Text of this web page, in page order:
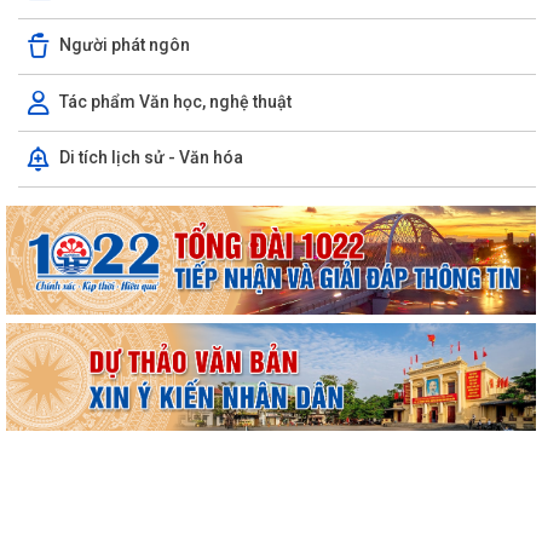
Người phát ngôn
Tác phẩm Văn học, nghệ thuật
Di tích lịch sử - Văn hóa
UBND phường triển khai công tác khám sức khoẻ định kỳ, khám sàng
lọc miễn phí cho người dân trên...
Ban đại diện Hội đồng quản trị Ngân hàng Chính sách xã hội phường
Kiến An tổ chức phiên họp giao...
TỪ NGÀY 08/8/2026: NHIỀU THỦ TỤC HÀNH CHÍNH TRỰC TUYẾN TẠI